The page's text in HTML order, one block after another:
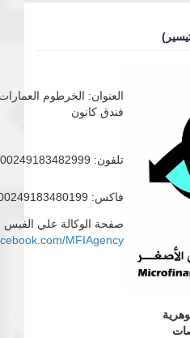
فندق كانون
تلفون: 00249183482999
فاكس: 00249183480199
صفحة الوكالة علي الفيس
MFIAgency